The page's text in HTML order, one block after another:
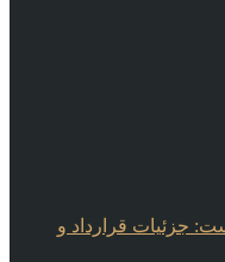
جزئیات قرارداد و